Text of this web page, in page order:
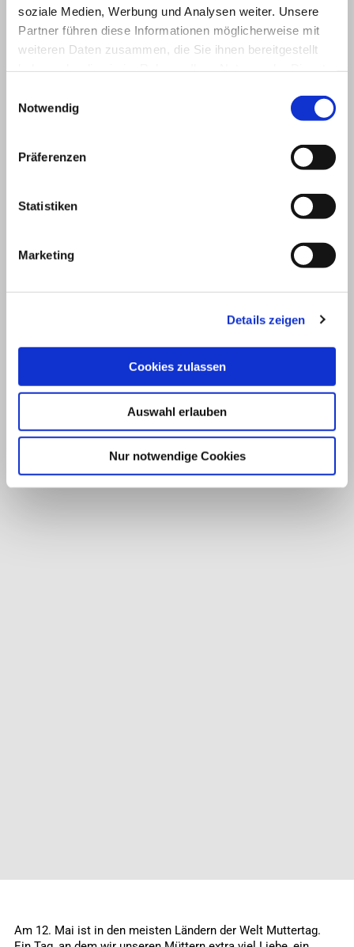
soziale Medien, Werbung und Analysen weiter. Unsere
Partner führen diese Informationen möglicherweise mit
weiteren Daten zusammen, die Sie ihnen bereitgestellt
Notwendig
Präferenzen
Statistiken
Marketing
Details zeigen
Cookies zulassen
Auswahl erlauben
Nur notwendige Cookies
Am 12. Mai ist in den meisten Ländern der Welt Muttertag.